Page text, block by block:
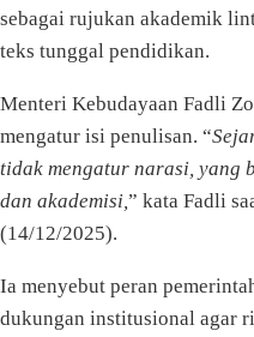
sebagai rujukan akademik
teks tunggal pendidikan.
Menteri Kebudayaan Fadli
mengatur isi penulisan. “
tidak mengatur narasi, yang
dan akademisi,” kata Fadli
(14/12/2025).
Ia menyebut peran
dukungan institusional agar